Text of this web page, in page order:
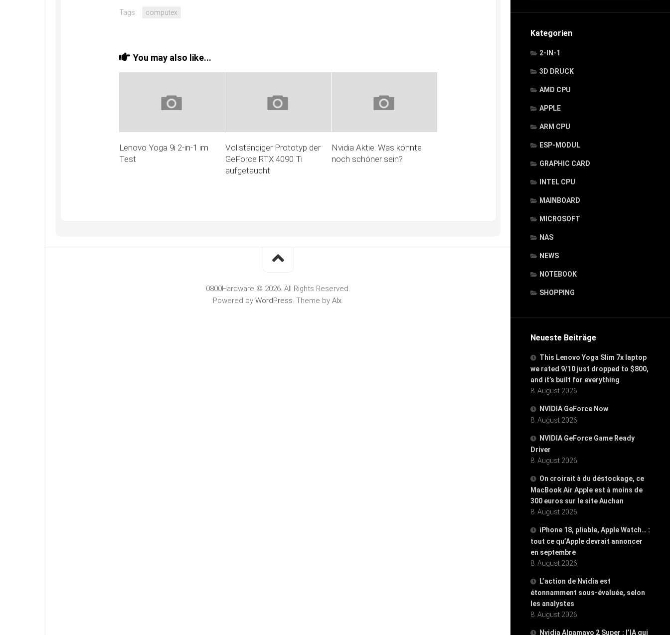
Kategorien
2-IN-1
3D DRUCK
AMD CPU
APPLE
ARM CPU
ESP-MODUL
GRAPHIC CARD
INTEL CPU
MAINBOARD
MICROSOFT
NAS
NEWS
NOTEBOOK
SHOPPING
Neueste Beiträge
This Lenovo Yoga Slim 7x laptop
we rated 9/10 just dropped to $800,
and it’s built for everything
8. August 2026
NVIDIA GeForce Now
8. August 2026
NVIDIA GeForce Game Ready
Driver
8. August 2026
On croirait à du déstockage, ce
MacBook Air Apple est à moins de
300 euros sur le site Auchan
8. August 2026
iPhone 18, pliable, Apple Watch… :
tout ce qu’Apple devrait annoncer
en septembre
8. August 2026
L’action de Nvidia est
étonnamment sous-évaluée, selon
les analystes
8. August 2026
Nvidia Alpamayo 2 Super : l’IA qui
Tags: computex
You may also like...
Lenovo Yoga 9i 2-in-1 im
Test
Vollständiger Prototyp der
GeForce RTX 4090 Ti
aufgetaucht
Nvidia Aktie: Was könnte
noch schöner sein?
0800Hardware © 2026. All Rights Reserved.
Powered by WordPress. Theme by Alx.